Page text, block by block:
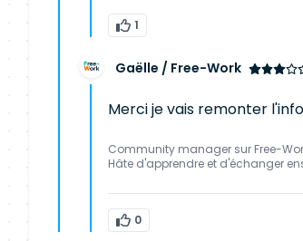
1
Gaëlle / Free-Work
Merci je vais remonter
Community manager sur Free-
Hâte d'apprendre et d'échanger
0